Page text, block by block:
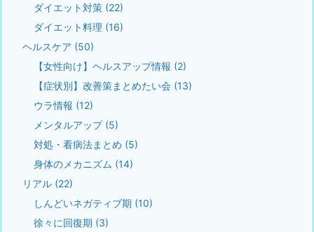
ダイエット対策 (22)
ダイエット料理 (16)
ヘルスケア (50)
【女性向け】ヘルスアップ情報 (2)
【症状別】改善策まとめたい会 (13)
ウラ情報 (12)
メンタルアップ (5)
対処・看病法まとめ (5)
身体のメカニズム (14)
リアル (22)
しんどいネガティブ期 (10)
徐々に回復期 (3)